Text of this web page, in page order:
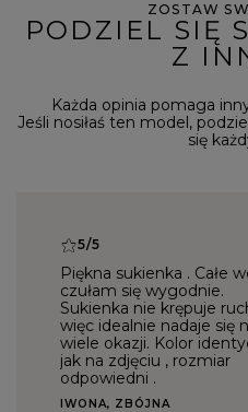
ZOSTAW
PODZIEL SIĘ
Z
Każda opinia pomaga
Jeśli nosiłaś ten model,
się
5/5
Piękna sukienka . Całe
czułam się wygodnie.
Sukienka nie krępuje
więc idealnie nadaje się
wiele okazji. Kolor
jak na zdjęciu , rozmiar
odpowiedni .
IWONA, ZBÓJNA